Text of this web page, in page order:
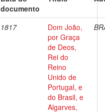
documento
1817
Dom João,
por Graça
de Deos,
Rei do
Reino
Unido de
Portugal, e
do Brasil, e
Algarves,